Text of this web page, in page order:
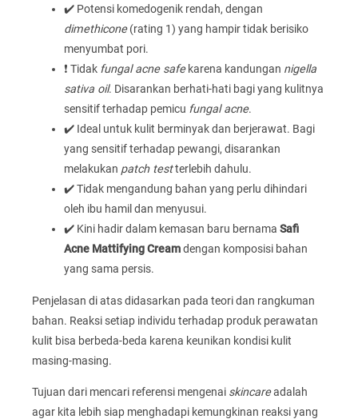
✔️ Potensi komedogenik rendah, dengan
dimethicone(rating 1) yang hampir tidak berisiko
menyumbat pori.
❗ Tidak fungal acne safekarena kandungan nigella
sativa oil. Disarankan berhati-hati bagi yang kulitnya
sensitif terhadap pemicu fungal acne.
✔️ Ideal untuk kulit berminyak dan berjerawat. Bagi
yang sensitif terhadap pewangi, disarankan
melakukan patch testterlebih dahulu.
✔️ Tidak mengandung bahan yang perlu dihindari
oleh ibu hamil dan menyusui.
✔️ Kini hadir dalam kemasan baru bernama Safi
Acne Mattifying Creamdengan komposisi bahan
yang sama persis.
Penjelasan di atas didasarkan pada teori dan rangkuman
bahan. Reaksi setiap individu terhadap produk perawatan
kulit bisa berbeda-beda karena keunikan kondisi kulit
masing-masing.
Tujuan dari mencari referensi mengenai skincareadalah
agar kita lebih siap menghadapi kemungkinan reaksi yang